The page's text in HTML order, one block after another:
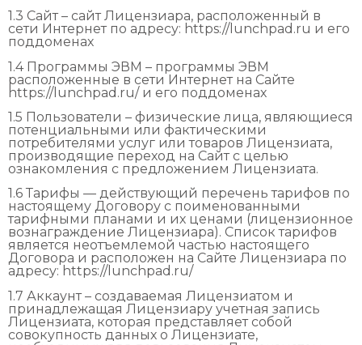
1.3 Сайт – сайт Лицензиара, расположенный в
сети Интернет по адресу: https://lunchpad.ru и его
поддоменах
1.4 Программы ЭВМ – программы ЭВМ
расположенные в сети Интернет на Сайте
https://lunchpad.ru/ и его поддоменах
1.5 Пользователи – физические лица, являющиеся
потенциальными или фактическими
потребителями услуг или товаров Лицензиата,
производящие переход на Сайт с целью
ознакомления с предложением Лицензиата.
1.6 Тарифы — действующий перечень тарифов по
настоящему Договору с поименованными
тарифными планами и их ценами (лицензионное
вознаграждение Лицензиара). Список тарифов
является неотъемлемой частью настоящего
Договора и расположен на Сайте Лицензиара по
адресу: https://lunchpad.ru/
1.7 Аккаунт – создаваемая Лицензиатом и
принадлежащая Лицензиару учетная запись
Лицензиата, которая представляет собой
совокупность данных о Лицензиате,